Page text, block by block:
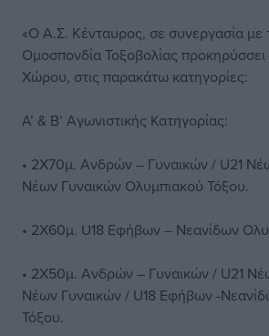
«Ο Α.Σ. Κένταυρος, σε συνεργασία με
Ομοσπονδία Τοξοβολίας
Χώρου, στις παρακάτω κατηγορίες:
Α’ & Β’ Αγωνιστικής Κατηγορίας:
• 2Χ70μ. Ανδρών – Γυναικών / U21
Νέων Γυναικών Ολυμπιακού Τόξου.
• 2Χ60μ. U18 Εφήβων – Νεανίδων
• 2Χ50μ. Ανδρών – Γυναικών / U21
Νέων Γυναικών / U18 Εφήβων -
Τόξου.